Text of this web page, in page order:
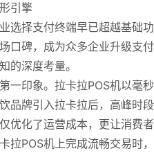
引擎
选择支付终端早已超越基础
口碑，成为众多企业升级支
的深度考量。
一印象。拉卡拉POS机以毫
品牌引入拉卡拉后，高峰时
优化了运营成本，更让消费
拉POS机上完成流畅交易时